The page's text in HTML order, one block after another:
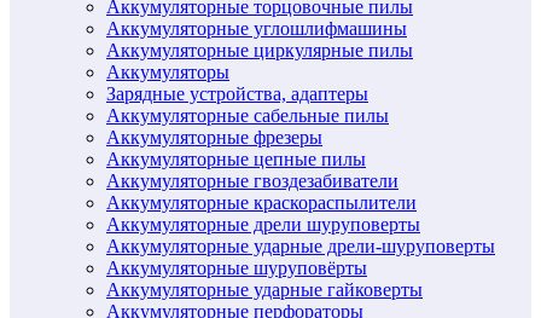
Аккумуляторные торцовочные пилы
Аккумуляторные углошлифмашины
Аккумуляторные циркулярные пилы
Аккумуляторы
Зарядные устройства, адаптеры
Аккумуляторные сабельные пилы
Аккумуляторные фрезеры
Аккумуляторные цепные пилы
Аккумуляторные гвоздезабиватели
Аккумуляторные краскораспылители
Аккумуляторные дрели шуруповерты
Аккумуляторные ударные дрели-шуруповерты
Аккумуляторные шуруповёрты
Аккумуляторные ударные гайковерты
Аккумуляторные перфораторы